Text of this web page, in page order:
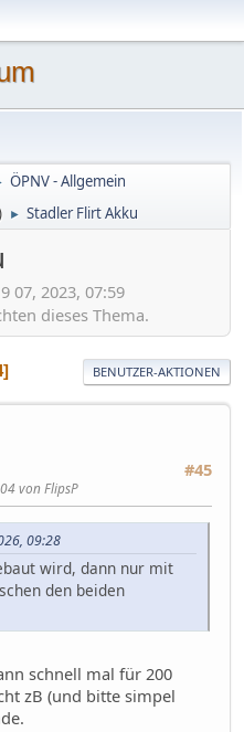
ÖPNV - Allgemein
► Stadler Flirt Akku
07, 2023, 07:59
dieses Thema.
BENUTZER-AKTIONEN
#45
von FlipsP
09:28
wird, dann nur mit
den beiden
schnell mal für 200
zB (und bitte simpel